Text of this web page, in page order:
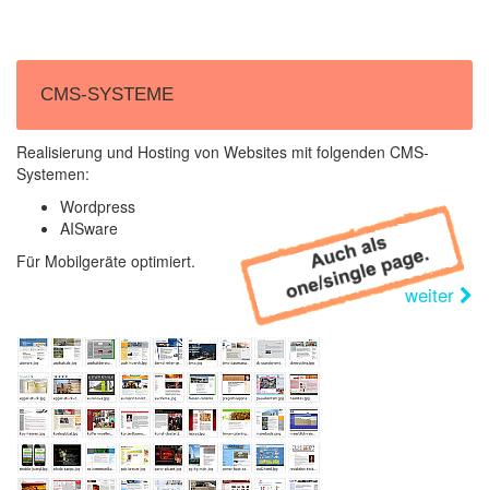
CMS-SYSTEME
Realisierung und Hosting von Websites mit folgenden CMS-
Systemen:
Wordpress
AISware
Für Mobilgeräte optimiert.
weiter